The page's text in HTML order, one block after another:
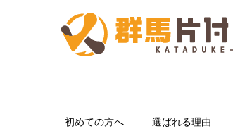
初めての方へ 選ばれる理由